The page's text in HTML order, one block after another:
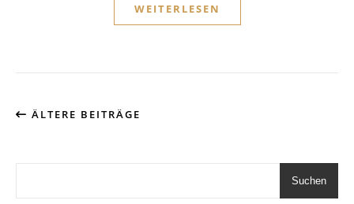
WEITERLESEN
ÄLTERE BEITRÄGE
Suchen